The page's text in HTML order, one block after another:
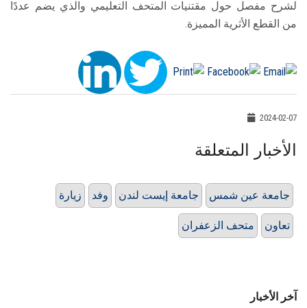
لشرح مفصل حول مقتنيات المتحف التعليمي والذي يضم عددًا
من القطع الأثرية المميزة.
2024-02-07
الأخبار المتعلقة
زيارة وفد جامعة إيست لندن جامعة عين شمس
متحف الزعفران تعاون
آخر الأخبار